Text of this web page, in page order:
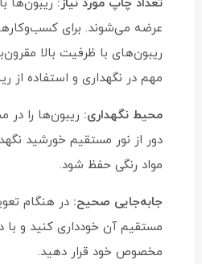
عرضه می‌شوند. برای کسب‌وکارهای
ریبون‌های با ظرفیت بالا
مهم در نگهداری و استفاده از
محیط نگهداری:ریبون‌ها را در
دور از نور مستقیم خورشید
مواد رنگی حفظ شود.
جابه‌جایی صحیح:در هنگام تعویض
مستقیم آن خودداری کنید و با
مخصوص خود قرار دهید.